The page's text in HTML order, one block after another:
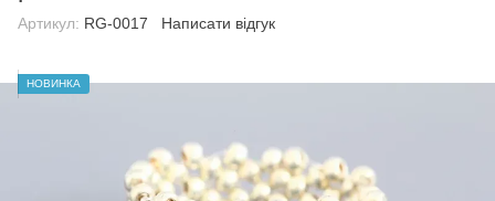
Артикул: RG-0017 Написати відгук
НОВИНКА